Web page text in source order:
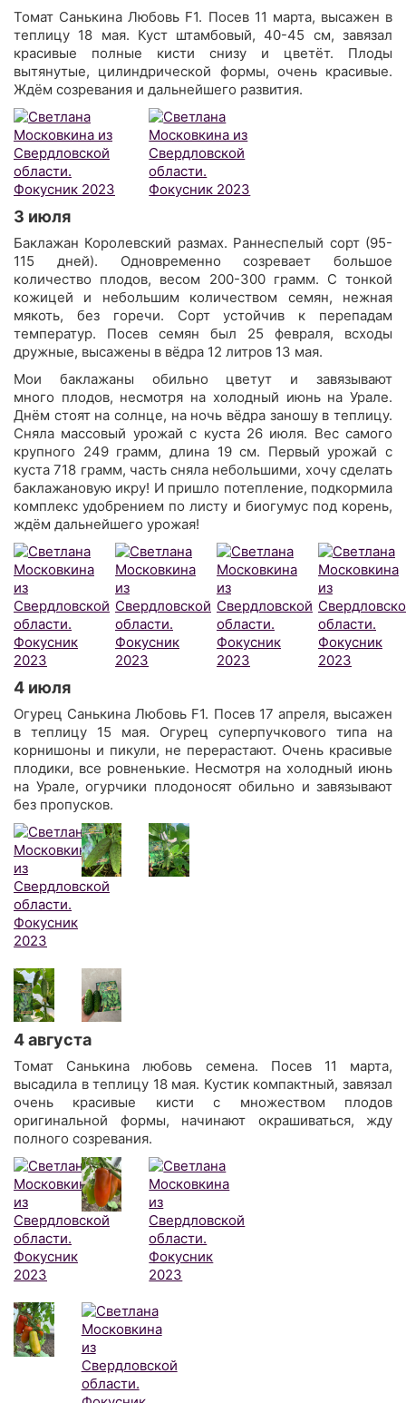
Томат Санькина Любовь F1. Посев 11 марта, высажен в
теплицу 18 мая. Куст штамбовый, 40-45 см, завязал
красивые полные кисти снизу и цветёт. Плоды
вытянутые, цилиндрической формы, очень красивые.
Ждём созревания и дальнейшего развития.
3 июля
Баклажан Королевский размах. Раннеспелый сорт (95-
115 дней). Одновременно созревает большое
количество плодов, весом 200-300 грамм. С тонкой
кожицей и небольшим количеством семян, нежная
мякоть, без горечи. Сорт устойчив к перепадам
температур. Посев семян был 25 февраля, всходы
дружные, высажены в вёдра 12 литров 13 мая.
Мои баклажаны обильно цветут и завязывают
много плодов, несмотря на холодный июнь на Урале.
Днём стоят на солнце, на ночь вёдра заношу в теплицу.
Сняла массовый урожай с куста 26 июля. Вес самого
крупного 249 грамм, длина 19 см. Первый урожай с
куста 718 грамм, часть сняла небольшими, хочу сделать
баклажановую икру! И пришло потепление, подкормила
комплекс удобрением по листу и биогумус под корень,
ждём дальнейшего урожая!
4 июля
Огурец Санькина Любовь F1. Посев 17 апреля, высажен
в теплицу 15 мая. Огурец суперпучкового типа на
корнишоны и пикули, не перерастают. Очень красивые
плодики, все ровненькие. Несмотря на холодный июнь
на Урале, огурчики плодоносят обильно и завязывают
без пропусков.
4 августа
Томат Санькина любовь семена. Посев 11 марта,
высадила в теплицу 18 мая. Кустик компактный, завязал
очень красивые кисти с множеством плодов
оригинальной формы, начинают окрашиваться, жду
полного созревания.